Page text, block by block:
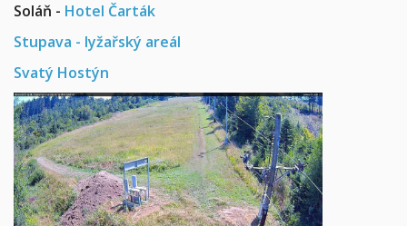
Soláň - Hotel Čarták
Stupava - lyžařský areál
Svatý Hostýn